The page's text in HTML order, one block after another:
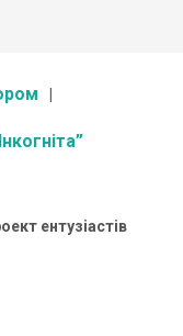
ентузіастів